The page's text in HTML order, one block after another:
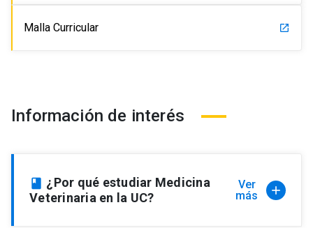
Malla Curricular launch
Información de interés
book
¿Por qué estudiar Medicina
Veterinaria en la UC?
Ver
más
add